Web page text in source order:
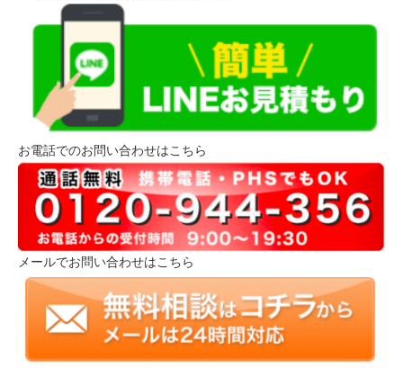
お電話でのお問い合わせはこちら
メールでお問い合わせはこちら